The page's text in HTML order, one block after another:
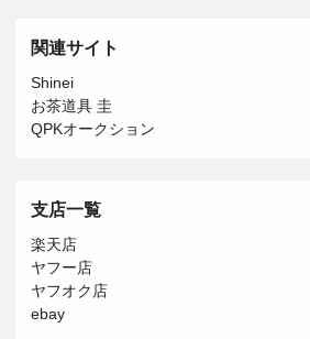
関連サイト
Shinei
お茶道具 圭
QPKオークション
支店一覧
楽天店
ヤフー店
ヤフオク店
ebay